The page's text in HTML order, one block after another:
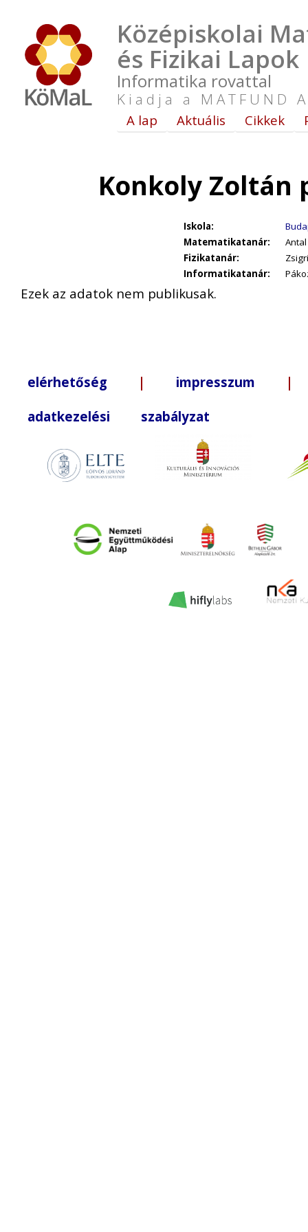
Középiskolai
és Fizikai Lapok
Informatika rovattal
Kiadja a MATFUND
A lap Aktuális Cikkek
Konkoly Zoltán
Iskola:
Matematikatanár:
Fizikatanár:
Informatikatanár:
Ezek az adatok nem publikusak.
elérhetőség | impresszum |
adatkezelési szabályzat